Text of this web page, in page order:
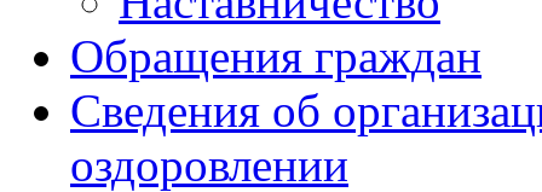
Обращения граждан
Сведения об
оздоровлении